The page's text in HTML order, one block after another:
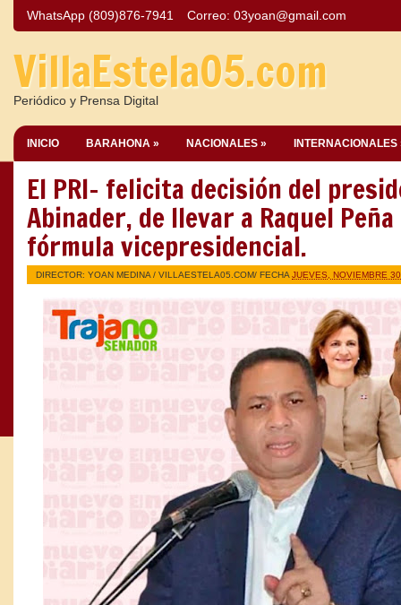
WhatsApp (809)876-7941 Correo: 03yoan@gmail.com
VillaEstela05.com
Periódico y Prensa Digital
INICIO BARAHONA » NACIONALES » INTERNACIONALES
El PRI- felicita decisión del
Abinader, de llevar a Raquel
fórmula vicepresidencial.
DIRECTOR: YOAN MEDINA / VILLAESTELA05.COM/ FECHA JUEVES, NOVIEMBRE